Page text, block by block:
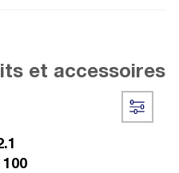
et accessoires